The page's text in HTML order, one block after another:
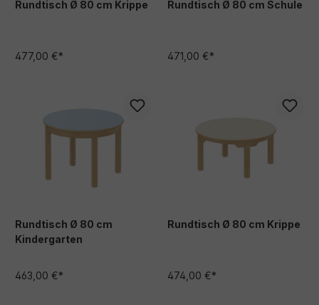
Rundtisch Ø 80 cm Krippe
477,00 €*
Rundtisch Ø 80 cm Schule
471,00 €*
Rundtisch Ø 80 cm
Kindergarten
463,00 €*
Rundtisch Ø 80 cm Krippe
474,00 €*